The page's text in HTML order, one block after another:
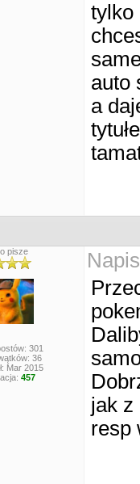
tylko
auto
a
pisze
301
36
Mar 2015
457
jak z